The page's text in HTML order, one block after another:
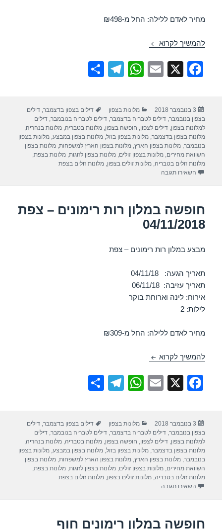
מחיר לאדם ללילה: החל מ-₪498
להמשיך לקרוא חופשה במלון בית בגליל בוטיק וספא – ראש פינה 04/11/2018
F
e
b
o
o
k
X
E
W
s
A
p
p
T
gr
a
m
e
פורסם
בתאריך
3 בנובמבר 2018 קטגוריות
מלונות בצפון תגיות
דילים בצפון בדצמבר ,דילים
בצפון בנובמבר ,דילים לטבריה בדצמבר ,דילים לטבריה בנובמבר ,דילים
למלונות בצפון ,דילים לצפון חופשה בצפון ,מלונות בטבריה ,מלונות בנהריה
מלונות בצפון בדצמבר ,מלונות בצפון בזול ,מלונות בצפון במבצע ,מלונות בצפון
בנובמבר ,מלונות בצפון הארץ ,מלונות בצפון הארץ למשפחות ,מלונות בצפון
השוואת מחירים ,מלונות בצפון זולים ,מלונות בצפון לזוגות ,מלונות בצפת
מלונות זולים בטבריה ,מלונות זולים בצפון ,מלונות זולים בצפת
השאירו תגובה
חופשה במלון רות רימונים – צפת
04/11/2018
מבצע במלון רות רימונים – צפת
תאריך הגעה: 04/11/18
תאריך עזיבה: 06/11/18
אירוח: לינה וארוחת בוקר
לילות: 2
מחיר לאדם ללילה: החל מ-₪309
להמשיך לקרוא חופשה במלון רות רימונים – צפת 04/11/2018
F
e
b
o
o
k
X
E
W
s
A
p
p
T
gr
a
m
e
פורסם
בתאריך
3 בנובמבר 2018 קטגוריות
מלונות בצפון תגיות
דילים בצפון בדצמבר,דילים
בצפון בנובמבר,דילים לטבריה בדצמבר,דילים לטבריה בנובמבר,דילים
למלונות בצפון,דילים לצפון, חופשה בצפון,מלונות בטבריה,מלונות בנהריה,
מלונות בצפון בדצמבר,מלונות בצפון בזול,מלונות בצפון במבצע,מלונות בצפון
בנובמבר,מלונות בצפון הארץ,מלונות בצפון הארץ למשפחות,מלונות בצפון
השוואת מחירים,מלונות בצפון זולים,מלונות בצפון לזוגות,מלונות בצפת,
מלונות זולים בטבריה,מלונות זולים בצפון,מלונות זולים בצפת
השאירו תגובה
חופשה במלון רימונים חוף